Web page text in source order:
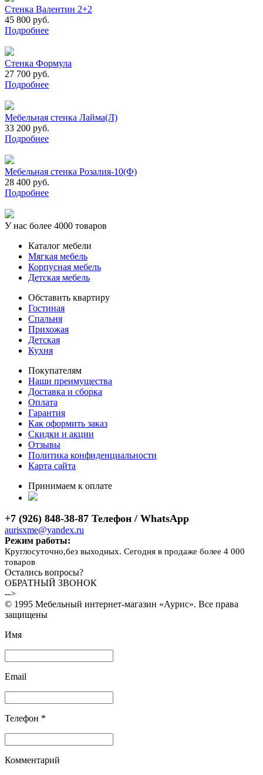
Стенка Валентин 2+2
45 800 руб.
Подробнее
Стенка Формула
27 700 руб.
Подробнее
Мебельная стенка Лайма(Л)
33 200 руб.
Подробнее
Мебельная стенка Розалия-10(Ф)
28 400 руб.
Подробнее
У нас более 4000 товаров
Каталог мебели
Мягкая мебель
Корпусная мебель
Детская мебель
Обставить квартиру
Гостиная
Спальня
Прихожая
Детская
Кухня
Покупателям
Наши преимущества
Доставка и сборка
Оплата
Гарантия
Как оформить заказ
Скидки и акции
Отзывы
Политика конфиденциальности
Карта сайта
Принимаем к оплате
+7 (926) 848-38-87 Телефон / WhatsApp
aurisxme@yandex.ru
Режим работы:
Круглосуточно,без выходных. Сегодня в продаже более 4 000
товаров
Остались вопросы?
ОБРАТНЫЙ ЗВОНОК
-->
© 1995 Мебельный интернет-магазин «Аурис». Все права
защищены
Имя
Email
Телефон *
Комментарий